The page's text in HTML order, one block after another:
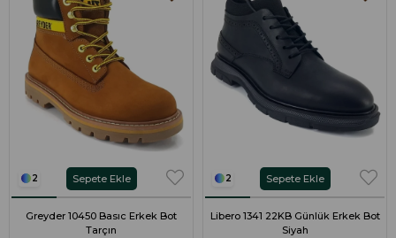
2
Greyder 10450 Basıc Erkek Bot
Tarçın
Sepete Ekle 2
Libero 1341 22KB Günlük Erkek Bot
Siyah
Sepete Ekle